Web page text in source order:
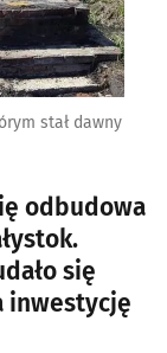
stał dawny
odbudowa
się
inwestycję